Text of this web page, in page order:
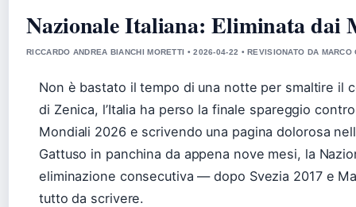
Nazionale Italiana: Eliminata dai
RICCARDO ANDREA BIANCHI MORETTI • 2026-04-22 • REVISIONATO DA MARCO
Non è bastato il tempo di una notte per smaltire il
di Zenica, l’Italia ha perso la finale spareggio
Mondiali 2026 e scrivendo una pagina dolorosa
Gattuso in panchina da appena nove mesi, la
eliminazione consecutiva — dopo Svezia 2017 e
tutto da scrivere.